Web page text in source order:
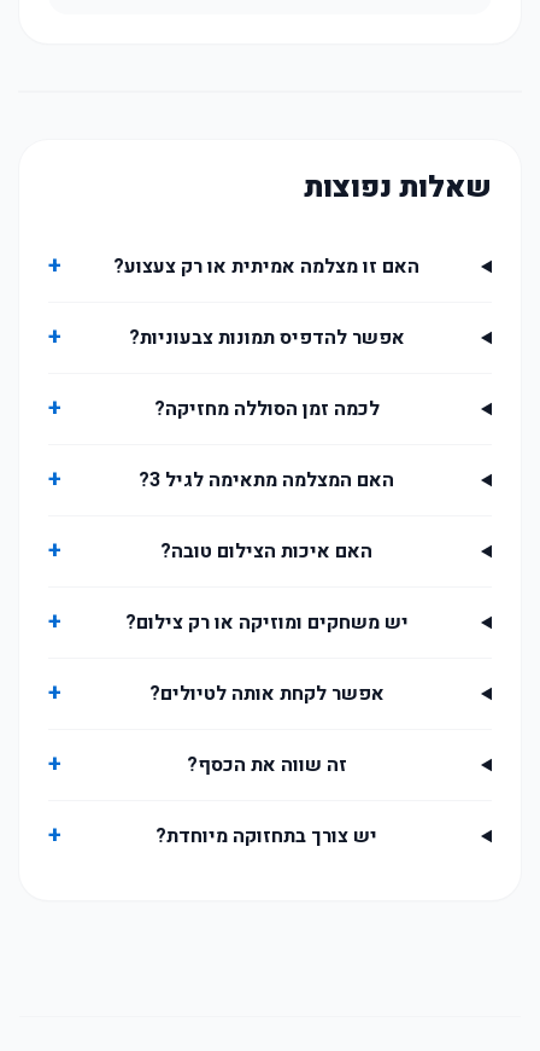
שאלות נפוצות
האם זו מצלמה אמיתית או רק צעצוע? +
אפשר להדפיס תמונות צבעוניות? +
לכמה זמן הסוללה מחזיקה? +
האם המצלמה מתאימה לגיל 3? +
האם איכות הצילום טובה? +
יש משחקים ומוזיקה או רק צילום? +
אפשר לקחת אותה לטיולים? +
זה שווה את הכסף? +
יש צורך בתחזוקה מיוחדת? +